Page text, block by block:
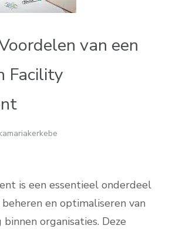
van een
Facility
is een essentieel onderdeel
en optimaliseren van
organisaties. Deze